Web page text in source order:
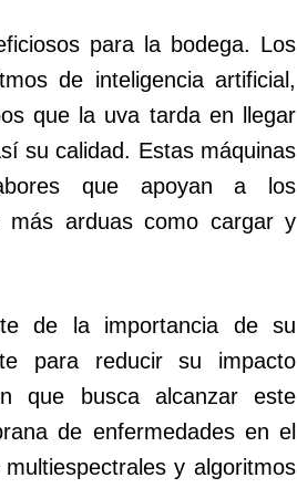
para la bodega. Los
de inteligencia artificial,
que la uva tarda en llegar
su calidad. Estas máquinas
que apoyan a los
más arduas como cargar y
de la importancia de su
para reducir su impacto
que busca alcanzar este
de enfermedades en el
y algoritmos